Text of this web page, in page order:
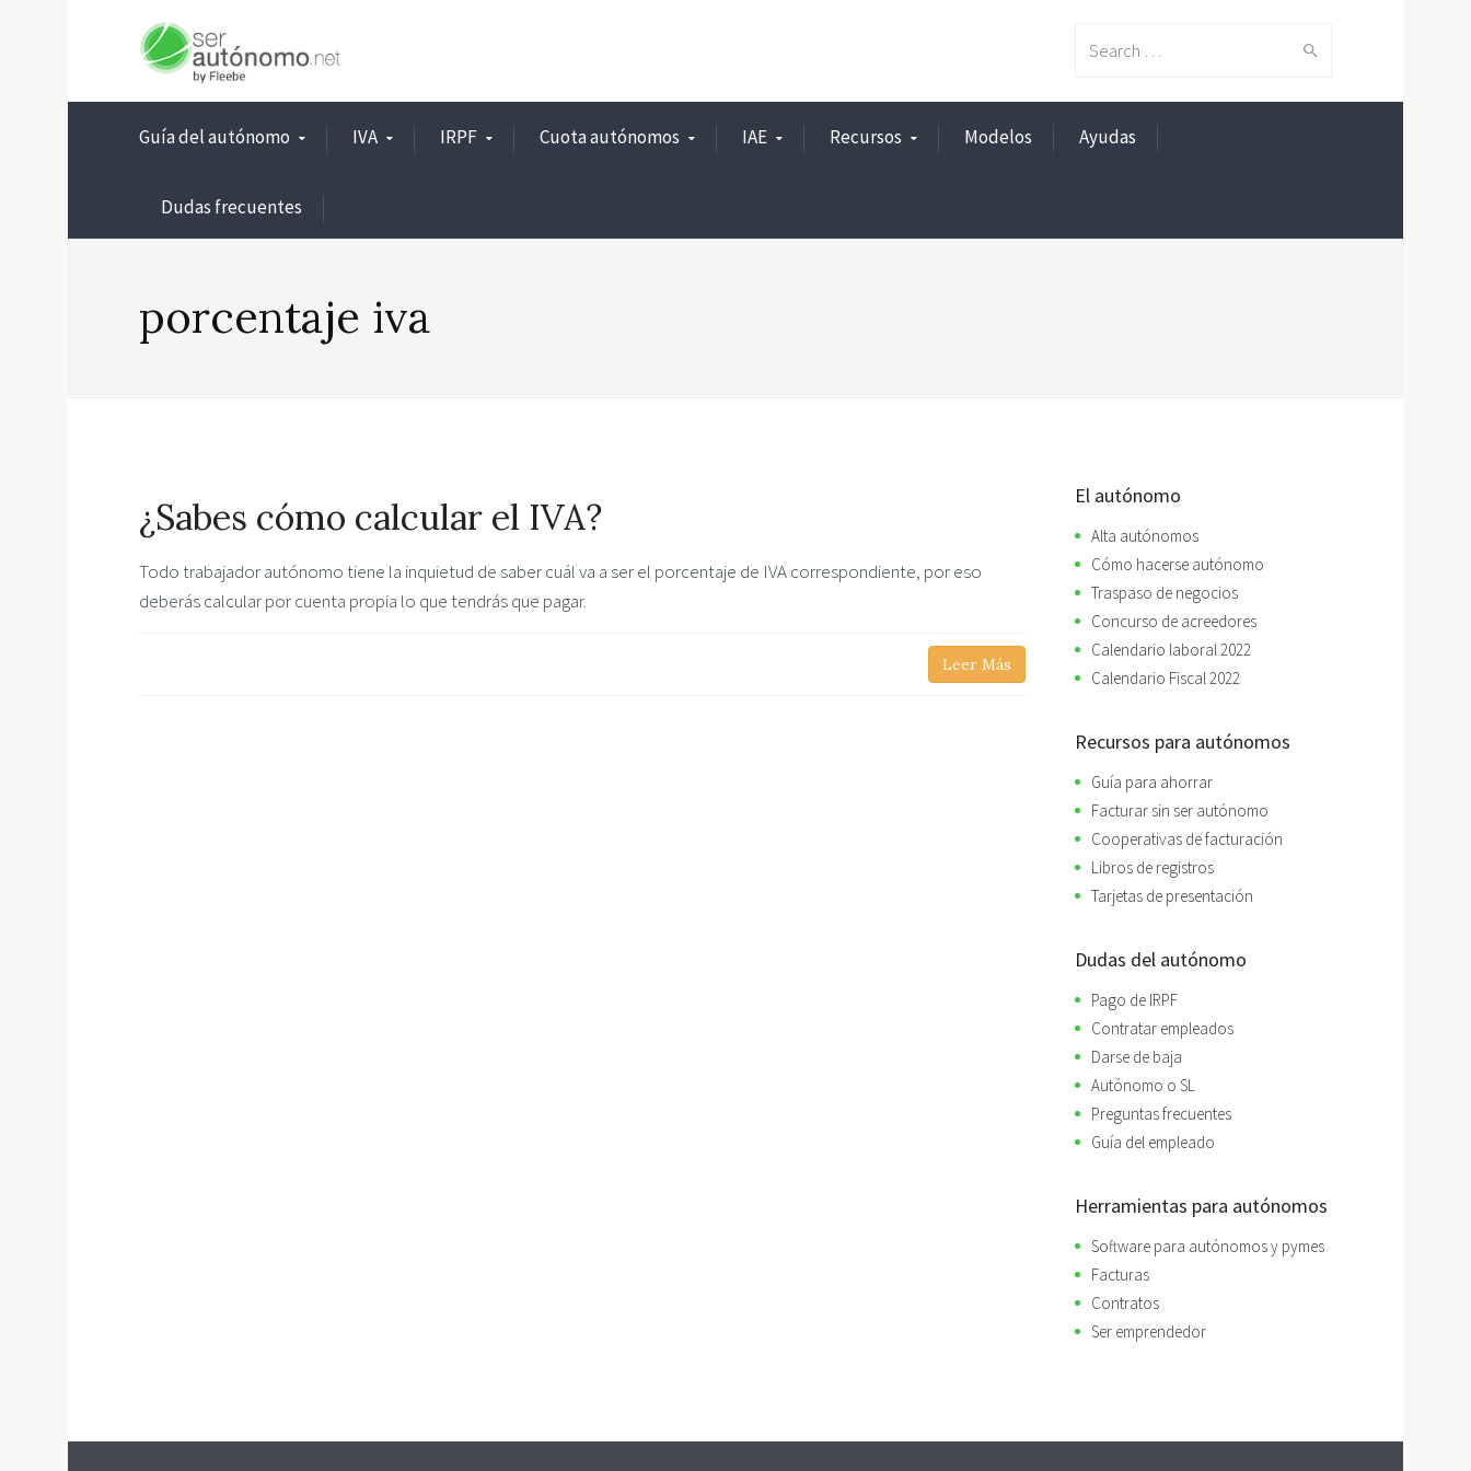
for:
Guía del autónomo IVA IRPF Cuota autónomos IAE Recursos Modelos Ayudas
Dudas frecuentes
porcentaje iva
¿Sabes cómo calcular el IVA?
Todo trabajador autónomo tiene la inquietud de saber cuál va a ser el porcentaje de IVA correspondiente, por eso
deberás calcular por cuenta propia lo que tendrás que pagar.
Leer Más
El autónomo
Alta autónomos
Cómo hacerse autónomo
Traspaso de negocios
Concurso de acreedores
Calendario laboral 2022
Calendario Fiscal 2022
Recursos para autónomos
Guía para ahorrar
Facturar sin ser autónomo
Cooperativas de facturación
Libros de registros
Tarjetas de presentación
Dudas del autónomo
Pago de IRPF
Contratar empleados
Darse de baja
Autónomo o SL
Preguntas frecuentes
Guía del empleado
Herramientas para autónomos
Software para autónomos y pymes
Facturas
Contratos
Ser emprendedor